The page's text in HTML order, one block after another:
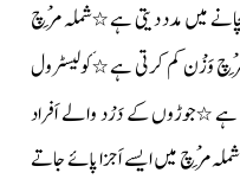
میں مدد دیتی ہے٭شملہ مِرْچ
وَزْن کم کرتیہے٭کولیسٹرول
ہے٭جوڑوں کے دَرْد والے اَفراد
شملہ مِرْچ میں ایسے اَجزا پائے جاتے